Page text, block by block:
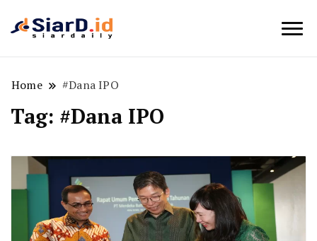
Home #Dana IPO
Tag: #Dana IPO